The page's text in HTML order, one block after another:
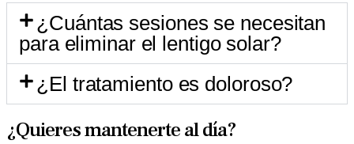
¿Cuántas sesiones se necesitan
para eliminar el lentigo solar?
¿El tratamiento es doloroso?
¿Quieres mantenerte al día?